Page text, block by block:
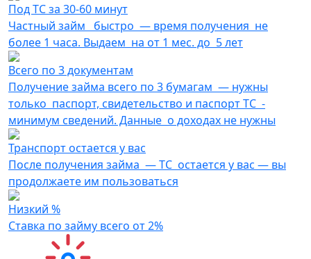
Под ТС за 30-60 минут
Частный займ быстро — время получения не
более 1 часа. Выдаем на от 1 мес. до 5 лет
Всего по 3 документам
Получение займа всего по 3 бумагам — нужны
только паспорт, свидетельство и паспорт ТС -
минимум сведений. Данные о доходах не нужны
Транспорт остается у вас
После получения займа — ТС остается у вас — вы
продолжаете им пользоваться
Низкий %
Ставка по займу всего от 2%